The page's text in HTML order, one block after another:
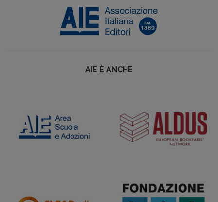
AIE È ANCHE